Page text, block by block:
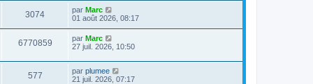
3074 par Marc
01 août 2026, 08:17
6770859 par Marc
27 juil. 2026, 10:50
577 par plumee
21 juil. 2026, 07:17